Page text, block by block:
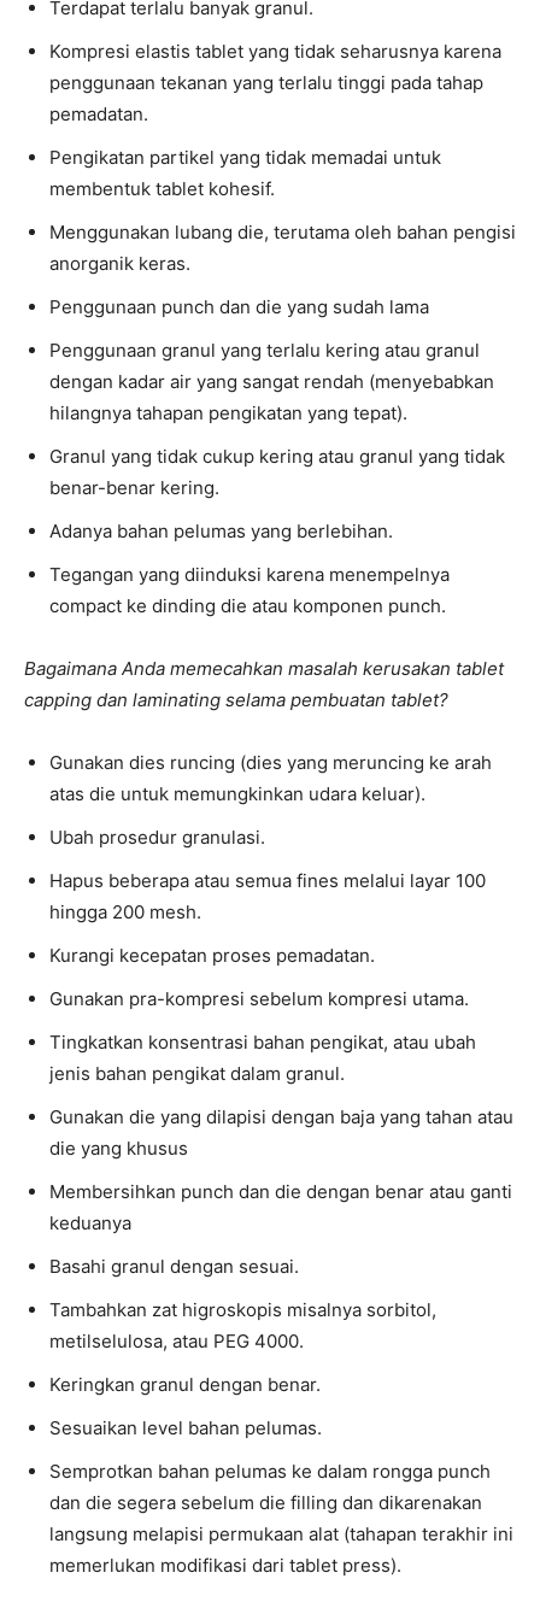
Terdapat terlalu banyak granul.
Kompresi elastis tablet yang tidak seharusnya karena
penggunaan tekanan yang terlalu tinggi pada tahap
pemadatan.
Pengikatan partikel yang tidak memadai untuk
membentuk tablet kohesif.
Menggunakan lubang die, terutama oleh bahan pengisi
anorganik keras.
Penggunaan punch dan die yang sudah lama
Penggunaan granul yang terlalu kering atau granul
dengan kadar air yang sangat rendah (menyebabkan
hilangnya tahapan pengikatan yang tepat).
Granul yang tidak cukup kering atau granul yang tidak
benar-benar kering.
Adanya bahan pelumas yang berlebihan.
Tegangan yang diinduksi karena menempelnya
compact ke dinding die atau komponen punch.
Bagaimana Anda memecahkan masalah kerusakan tablet
capping dan laminating selama pembuatan tablet?
Gunakan dies runcing (dies yang meruncing ke arah
atas die untuk memungkinkan udara keluar).
Ubah prosedur granulasi.
Hapus beberapa atau semua fines melalui layar 100
hingga 200 mesh.
Kurangi kecepatan proses pemadatan.
Gunakan pra-kompresi sebelum kompresi utama.
Tingkatkan konsentrasi bahan pengikat, atau ubah
jenis bahan pengikat dalam granul.
Gunakan die yang dilapisi dengan baja yang tahan atau
die yang khusus
Membersihkan punch dan die dengan benar atau ganti
keduanya
Basahi granul dengan sesuai.
Tambahkan zat higroskopis misalnya sorbitol,
metilselulosa, atau PEG 4000.
Keringkan granul dengan benar.
Sesuaikan level bahan pelumas.
Semprotkan bahan pelumas ke dalam rongga punch
dan die segera sebelum die filling dan dikarenakan
langsung melapisi permukaan alat (tahapan terakhir ini
memerlukan modifikasi dari tablet press).